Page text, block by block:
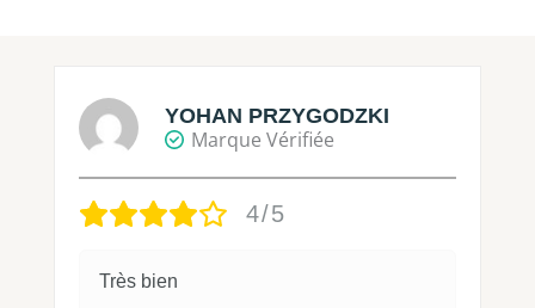
YOHAN PRZYGODZKI
Marque Vérifiée
4/5
Très bien